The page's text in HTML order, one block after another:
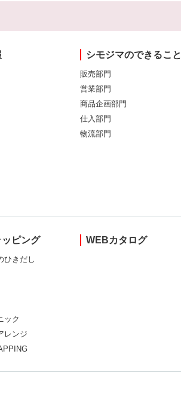
シモジマのできること
販売部門
営業部門
商品企画部門
仕入部門
物流部門
ピング
ひきだし
ック
レンジ
WEBカタログ